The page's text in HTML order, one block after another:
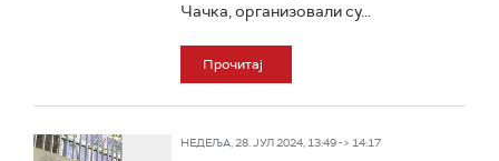
Чачка, организовали су...
Прочитај
НЕДЕЉА, 28. ЈУЛ 2024, 13:49 -> 14:17